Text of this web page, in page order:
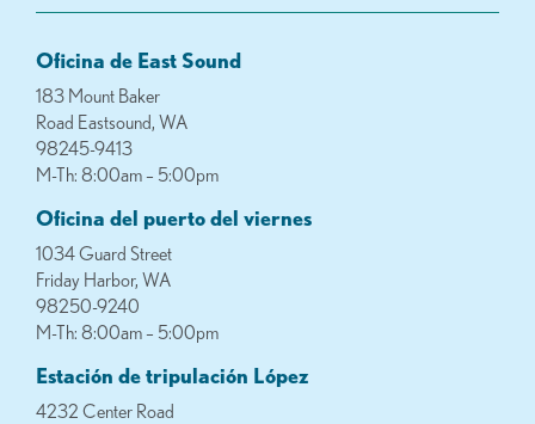
Oficina de East Sound
183 Mount Baker
Road Eastsound, WA
98245-9413
M-Th: 8:00am – 5:00pm
Oficina del puerto del viernes
1034 Guard Street
Friday Harbor, WA
98250-9240
M-Th: 8:00am – 5:00pm
Estación de tripulación López
4232 Center Road